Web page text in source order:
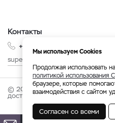
Контакты
+7 999 210-35-35
superbesedka@mail.ru
© 2026 superbesedka.com -
доставкой по России.
Мы используем Cookies
Продолжая использовать
политикой использования
браузере, которые
взаимодействия с сайтом
Согласен со всеми